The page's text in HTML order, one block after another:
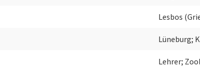
Lesbos
Lüneburg;
Lehrer;